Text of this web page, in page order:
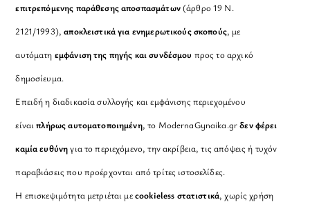
επιτρεπόμενης παράθεσης αποσπασμάτων(άρθρο 19 Ν.
2121/1993), αποκλειστικά για ενημερωτικούς σκοπούς, με
αυτόματη εμφάνιση της πηγής και συνδέσμου προς το αρχικό
δημοσίευμα.
Επειδή η διαδικασία συλλογής και εμφάνισης περιεχομένου
είναιπλήρως αυτοματοποιημένη, το ModernaGynaika.grδεν φέρει
καμία ευθύνηγια το περιεχόμενο, την ακρίβεια, τις απόψεις ή τυχόν
παραβιάσεις που προέρχονται από τρίτες ιστοσελίδες.
Η επισκεψιμότητα μετριέται μεcookieless στατιστικά, χωρίς χρήση